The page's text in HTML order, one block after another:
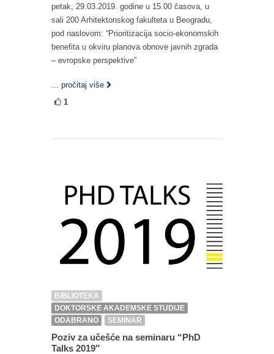
petak, 29.03.2019. godine u 15.00 časova, u
sali 200 Arhitektonskog fakulteta u Beogradu,
pod naslovom: “Prioritizacija socio-ekonomskih
benefita u okviru planova obnove javnih zgrada
– evropske perspektive”
... pročitaj više
1
BIBLIOTEKA
DOKTORSKE AKADEMSKE STUDIJE
ODABRANO
SEMINAR
Poziv za učešće na seminaru “PhD
Talks 2019″